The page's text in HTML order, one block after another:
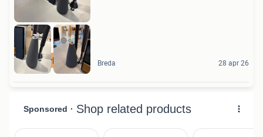
Led verlichting Breda 28 apr 26